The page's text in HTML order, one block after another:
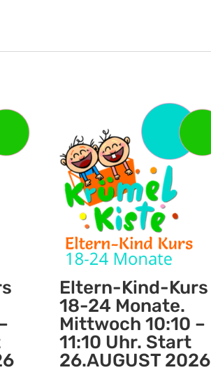
Eltern-Kind-Kurs
18-24 Monate.
Mittwoch 10:10 –
11:10 Uhr. Start
26.AUGUST 2026